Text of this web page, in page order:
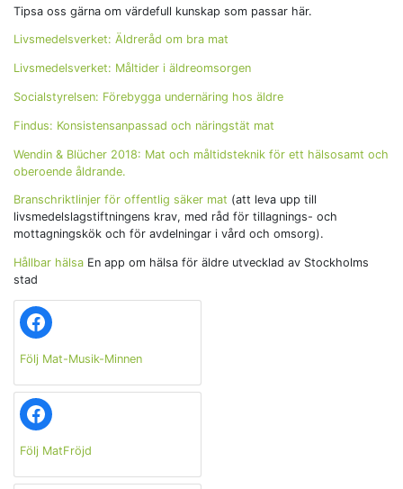
Tipsa oss gärna om värdefull kunskap som passar här.
Livsmedelsverket: Äldreråd om bra mat
Livsmedelsverket: Måltider i äldreomsorgen
Socialstyrelsen: Förebygga undernäring hos äldre
Findus: Konsistensanpassad och näringstät mat
Wendin & Blücher 2018: Mat och måltidsteknik för ett hälsosamt och
oberoende åldrande.
Branschriktlinjer för offentlig säker mat (att leva upp till
livsmedelslagstiftningens krav, med råd för tillagnings- och
mottagningskök och för avdelningar i vård och omsorg).
Hållbar hälsa En app om hälsa för äldre utvecklad av Stockholms
stad
Facebook
Följ Mat-Musik-Minnen
Facebook
Följ MatFröjd